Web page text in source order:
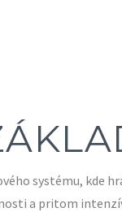
systému, kde
a pritom